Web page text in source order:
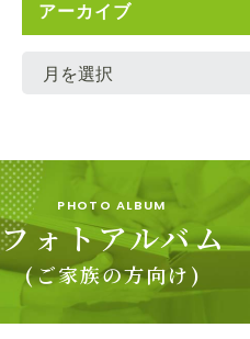
アーカイブ
PHOTO ALBUM
フォトアルバム
(ご家族の方向け)